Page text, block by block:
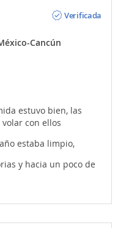
Verificada
Cancún
estuvo bien, las
con ellos
estaba limpio,
y hacia un poco de